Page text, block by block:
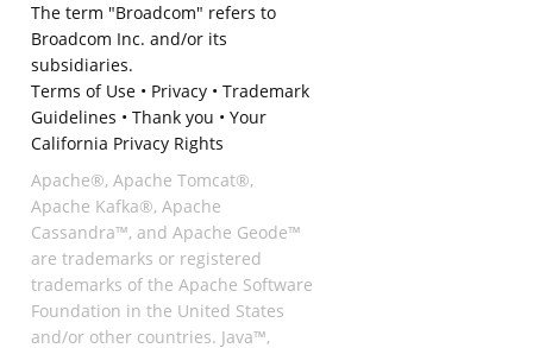
The term "Broadcom" refers to
Broadcom Inc. and/or its
subsidiaries.
Terms of Use• Privacy• Trademark
Guidelines • Thank you • Your
California Privacy Rights
Apache®, Apache Tomcat®,
Apache Kafka®, Apache
Cassandra™, and Apache Geode™
are trademarks or registered
trademarks of the Apache Software
Foundation in the United States
and/or other countries. Java™,